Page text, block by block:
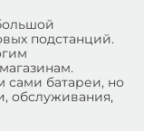
подстанций.
сами батареи, но
обслуживания,